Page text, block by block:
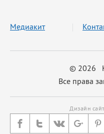
© 2026
Все права
Медиакит
Дизайн